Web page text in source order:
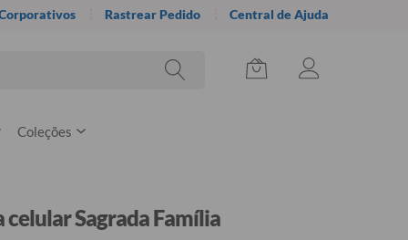
Rastrear Pedido Central de Ajuda
Coleções
celular Sagrada Família